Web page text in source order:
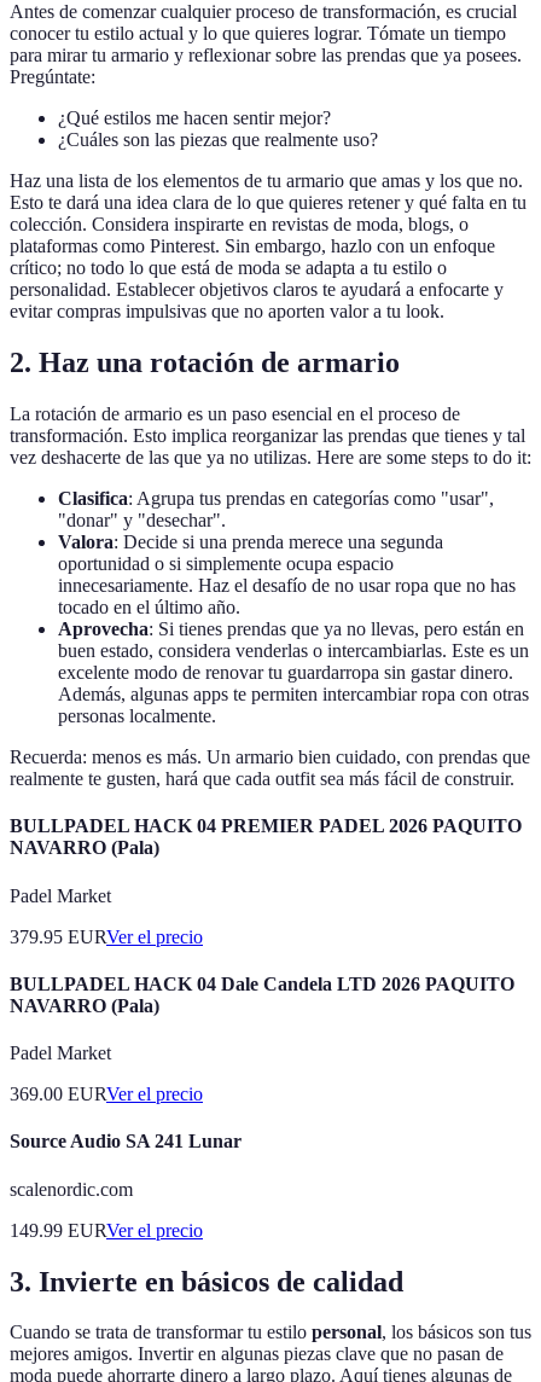
Antes de comenzar cualquier proceso de transformación, es crucial
conocer tu estilo actual y lo que quieres lograr. Tómate un tiempo
para mirar tu armario y reflexionar sobre las prendas que ya posees.
Pregúntate:
¿Qué estilos me hacen sentir mejor?
¿Cuáles son las piezas que realmente uso?
Haz una lista de los elementos de tu armario que amas y los que no.
Esto te dará una idea clara de lo que quieres retener y qué falta en tu
colección. Considera inspirarte en revistas de moda, blogs, o
plataformas como Pinterest. Sin embargo, hazlo con un enfoque
crítico; no todo lo que está de moda se adapta a tu estilo o
personalidad. Establecer objetivos claros te ayudará a enfocarte y
evitar compras impulsivas que no aporten valor a tu look.
2. Haz una rotación de armario
La rotación de armario es un paso esencial en el proceso de
transformación. Esto implica reorganizar las prendas que tienes y tal
vez deshacerte de las que ya no utilizas. Here are some steps to do it:
Clasifica: Agrupa tus prendas en categorías como "usar",
"donar" y "desechar".
Valora: Decide si una prenda merece una segunda
oportunidad o si simplemente ocupa espacio
innecesariamente. Haz el desafío de no usar ropa que no has
tocado en el último año.
Aprovecha: Si tienes prendas que ya no llevas, pero están en
buen estado, considera venderlas o intercambiarlas. Este es un
excelente modo de renovar tu guardarropa sin gastar dinero.
Además, algunas apps te permiten intercambiar ropa con otras
personas localmente.
Recuerda: menos es más. Un armario bien cuidado, con prendas que
realmente te gusten, hará que cada outfit sea más fácil de construir.
BULLPADEL HACK 04 PREMIER PADEL 2026 PAQUITO
NAVARRO (Pala)
Padel Market
379.95 EURVer el precio
BULLPADEL HACK 04 Dale Candela LTD 2026 PAQUITO
NAVARRO (Pala)
Padel Market
369.00 EURVer el precio
Source Audio SA 241 Lunar
scalenordic.com
149.99 EURVer el precio
3. Invierte en básicos de calidad
Cuando se trata de transformar tu estilo personal, los básicos son tus
mejores amigos. Invertir en algunas piezas clave que no pasan de
moda puede ahorrarte dinero a largo plazo. Aquí tienes algunas de